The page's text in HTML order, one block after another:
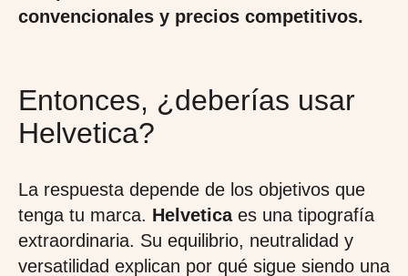
convencionales y precios competitivos.
Entonces, ¿deberías usar
Helvetica?
La respuesta depende de los objetivos que
tenga tu marca. Helvetica es una tipografía
extraordinaria. Su equilibrio, neutralidad y
versatilidad explican por qué sigue siendo una